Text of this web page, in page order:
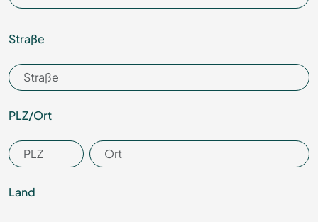
Straße
PLZ/­Ort
Land